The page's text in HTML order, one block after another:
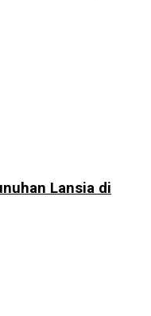
Lansia di